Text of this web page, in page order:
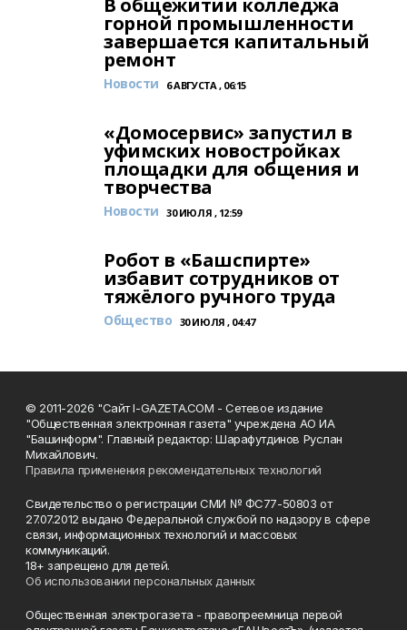
В общежитии колледжа
горной промышленности
завершается капитальный
ремонт
Новости 6 АВГУСТА , 06:15
«Домосервис» запустил в
уфимских новостройках
площадки для общения и
творчества
Новости 30 ИЮЛЯ , 12:59
Робот в «Башспирте»
избавит сотрудников от
тяжёлого ручного труда
Общество 30 ИЮЛЯ , 04:47
© 2011-2026 "Сайт I-GAZETA.COM - Сетевое издание
"Общественная электронная газета" учреждена АО ИА
"Башинформ". Главный редактор: Шарафутдинов Руслан
Михайлович.
Правила применения рекомендательных технологий
Свидетельство о регистрации СМИ № ФС77-50803 от
27.07.2012 выдано Федеральной службой по надзору в сфере
связи, информационных технологий и массовых
коммуникаций.
18+ запрещено для детей.
Об использовании персональных данных
Общественная электрогазета - правопреемница первой